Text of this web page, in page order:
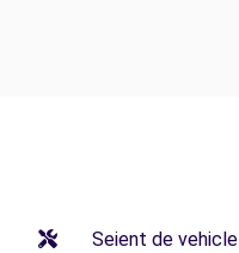
Seient de